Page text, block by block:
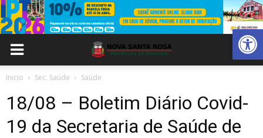
Abrir
Inicio Sec. Saúde Saúde
18/08 – Boletim Diário Covid-
19 da Secretaria de Saúde de